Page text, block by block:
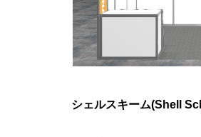
シェルスキーム(Shell